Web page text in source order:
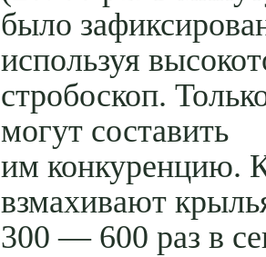
было
используя
стробоскоп.
могут составить
им конкуренцию.
взмахивают
300 — 600 раз в